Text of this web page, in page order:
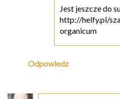
Jest jeszcze do
http://helfy.pl/
organicum
Odpowiedz